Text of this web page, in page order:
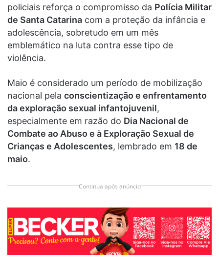
policiais reforça o compromisso da Polícia Militar
de Santa Catarina com a proteção da infância e
adolescência, sobretudo em um mês
emblemático na luta contra esse tipo de
violência.
Maio é considerado um período de mobilização
nacional pela conscientização e enfrentamento
da exploração sexual infantojuvenil,
especialmente em razão do Dia Nacional de
Combate ao Abuso e à Exploração Sexual de
Crianças e Adolescentes, lembrado em 18 de
maio.
Continua após anúncio